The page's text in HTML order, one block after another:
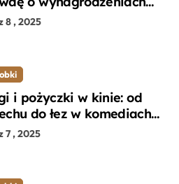
w branży
8 , 2025
i pożyczki w kinie: od
do łez w komediach i
7 , 2025